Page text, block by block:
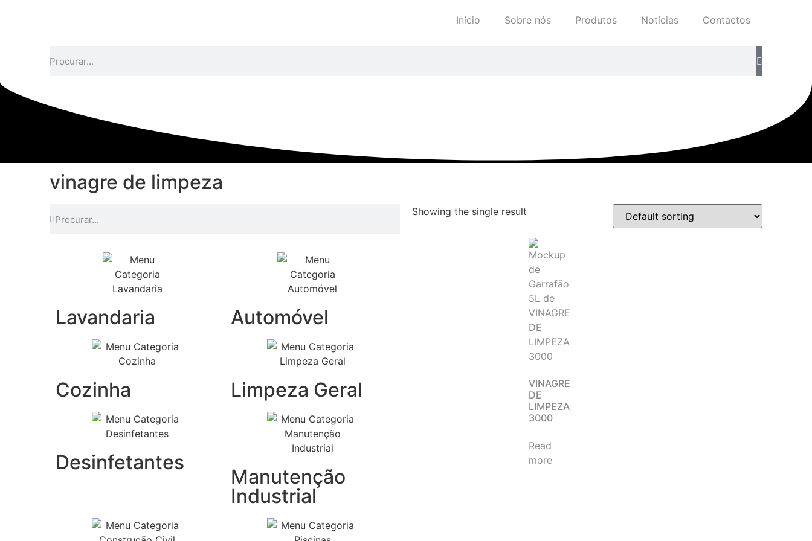
Início Sobre nós Produtos Notícias Contactos
vinagre de limpeza
Lavandaria Automóvel
Cozinha Limpeza Geral
Desinfetantes
Manutenção
Industrial
Showing the single result
VINAGRE
DE
LIMPEZA
3000
Read
more